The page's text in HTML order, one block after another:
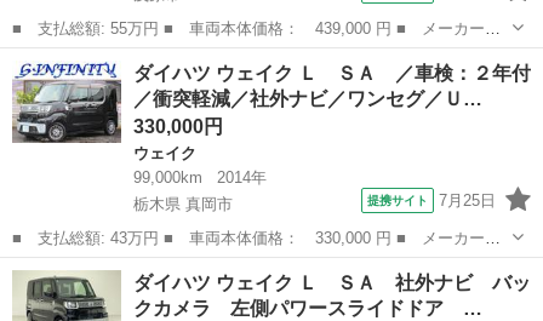
■ 支払総額: 55万円 ■ 車両本体価格： 439,000 円 ■ メーカー
名： ダイハツ ■ 車種名： ウェイク ■ グレード名： Ｌ Ｓ
Ａ ＥＴＣ 衝突被害軽減システム スマートキー アイドリングス
トップ 両側スライ...
千葉 茂原市 ウェイク
ダイハツ ウェイク Ｌ ＳＡ ／車検：２年付
／衝突軽減／社外ナビ／ワンセグ／Ｕ…
330,000円
ウェイク
99,000km
2014年
栃木県 真岡市
提携サイト 7月25日
■ 支払総額: 43万円 ■ 車両本体価格： 330,000 円 ■ メーカー
名： ダイハツ ■ 車種名： ウェイク ■ グレード名： Ｌ Ｓ
Ａ ／車検：２年付／衝突軽減／社外ナビ／ワンセグ／ＵＳＢ接続／
左電動スライド／社...
栃木 真岡市 ウェイク
ダイハツ ウェイク Ｌ ＳＡ 社外ナビ バッ
クカメラ 左側パワースライドドア …